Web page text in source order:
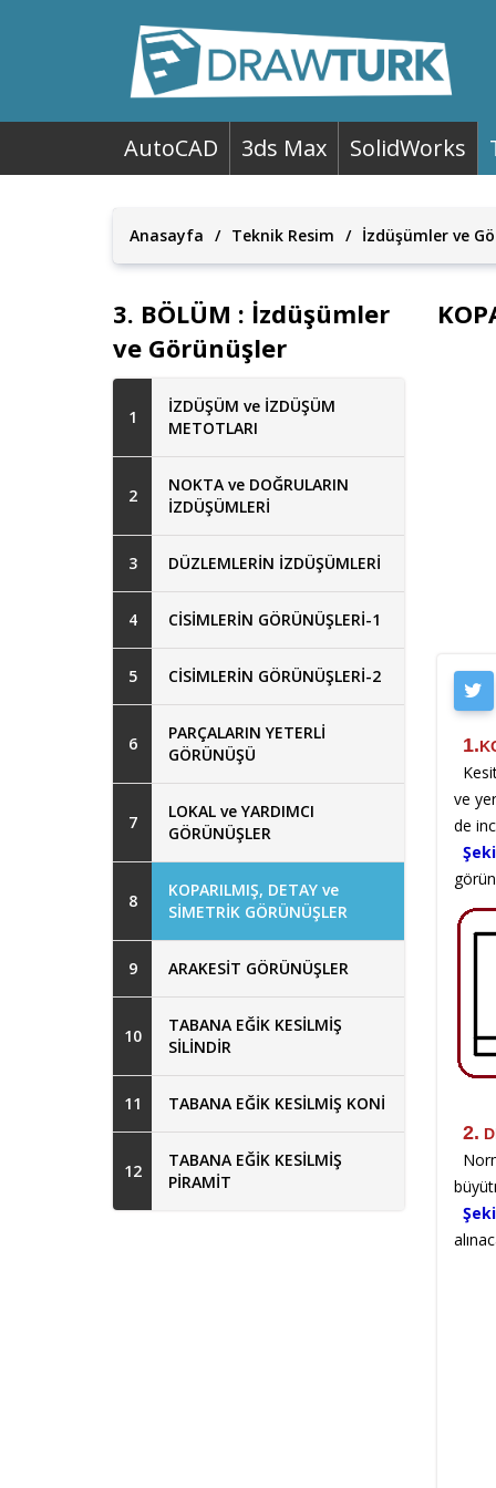
AutoCAD 3ds Max SolidWorks
Anasayfa / Teknik Resim / İzdüşümler ve
3. BÖLÜM : İzdüşümler
ve Görünüşler
1
İZDÜŞÜM ve İZDÜŞÜM
METOTLARI
2
NOKTA ve DOĞRULARIN
İZDÜŞÜMLERİ
3 DÜZLEMLERİN İZDÜŞÜMLERİ
4 CİSİMLERİN GÖRÜNÜŞLERİ-1
5 CİSİMLERİN GÖRÜNÜŞLERİ-2
6
PARÇALARIN YETERLİ
GÖRÜNÜŞÜ
7
LOKAL ve YARDIMCI
GÖRÜNÜŞLER
8
KOPARILMIŞ, DETAY ve
SİMETRİK GÖRÜNÜŞLER
9 ARAKESİT GÖRÜNÜŞLER
10
TABANA EĞİK KESİLMİŞ
SİLİNDİR
11 TABANA EĞİK KESİLMİŞ KONİ
12
TABANA EĞİK KESİLMİŞ
PİRAMİT
1.
ve
de
2.